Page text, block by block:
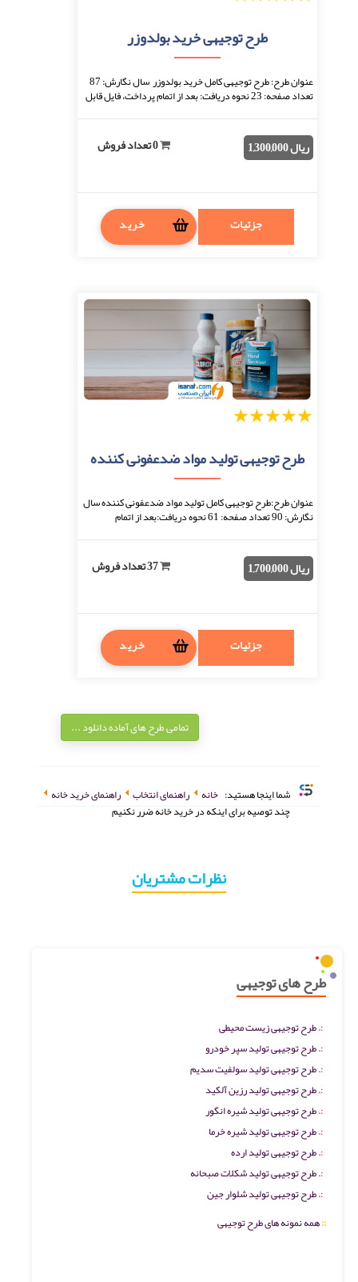
طرح توجیهی خرید بولدوزر
عنوان طرح: طرح توجیهی کامل خرید بولدوزر سال نگارش: 87
تعداد صفحه: 23 نحوه دریافت: بعد از اتمام پرداخت، فایل قابل
ریال 1,300,000
جزئیات خرید
5
4
3
2
طرح توجیهی تولید مواد ضدعفونی کننده
عنوان طرح:طرح توجیهی کامل تولید مواد ضدعفونی کننده سال
نگارش: 90 تعداد صفحه: 61 نحوه دریافت:بعد از اتمام
ریال 1,700,000
جزئیات خرید
تمامی طرح های آماده دانلود ...
شما اینجا هستید: خانه راهنمای انتخاب راهنمای خرید خانه
چند توصیه برای اینکه در خرید خانه ضرر نکنیم
نظرات مشتریان
طرح های توجیهی
طرح توجیهی زیست محیطی
طرح توجیهی تولید سپر خودرو
طرح توجیهی تولید سولفیت سدیم
طرح توجیهی تولید رزین آلکید
طرح توجیهی تولید شیره انگور
طرح توجیهی تولید شیره خرما
طرح توجیهی تولید ارده
طرح توجیهی تولید شکلات صبحانه
طرح توجیهی تولید شلوار جین
::همه نمونه های طرح توجیهی